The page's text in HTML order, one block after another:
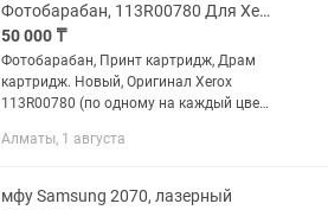
Фотобарабан, 113R00780 Для Xerox VersaLink C7020
50 000 ₸
Фотобарабан, Принт картридж, Драм
картридж. Новый, Оригинал Xerox
113R00780 (по одному на каждый цвет)
VersaLink C7025 Xerox VersaLink C7030
Алматы, 1 августа
мфу Samsung 2070, лазерный